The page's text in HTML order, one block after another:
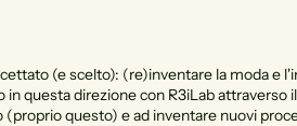
(e scelto): (re)inventare la moda e
questa direzione con R3iLab attraverso
questo) e ad inventare nuovi